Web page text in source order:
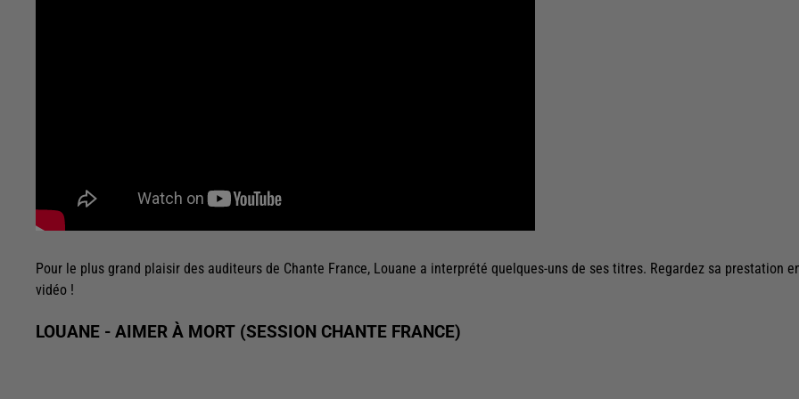
Pour le plus grand plaisir des auditeurs de Chante France, Louane a interprété quelques-uns de ses titres. Regardez sa prestation
vidéo !
LOUANE - AIMER À MORT (SESSION CHANTE FRANCE)